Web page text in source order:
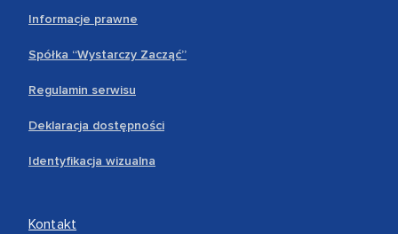
Informacje prawne
Spółka “Wystarczy Zacząć”
Regulamin serwisu
Deklaracja dostępności
Identyfikacja wizualna
Kontakt